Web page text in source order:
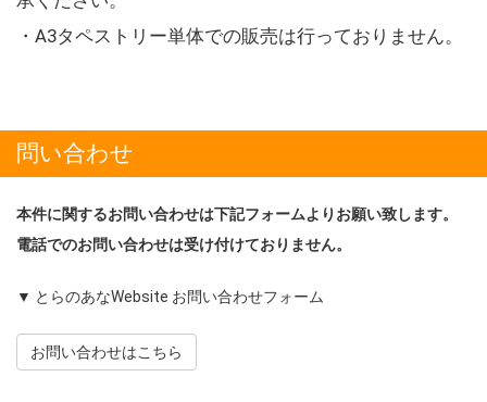
・A3タペストリー単体での販売は行っておりません。
問い合わせ
本件に関するお問い合わせは下記フォームよりお願い致します。
電話でのお問い合わせは受け付けておりません。
▼ とらのあなWebsite お問い合わせフォーム
お問い合わせはこちら